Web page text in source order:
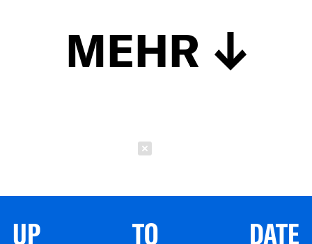
MEHR
UP TO DATE